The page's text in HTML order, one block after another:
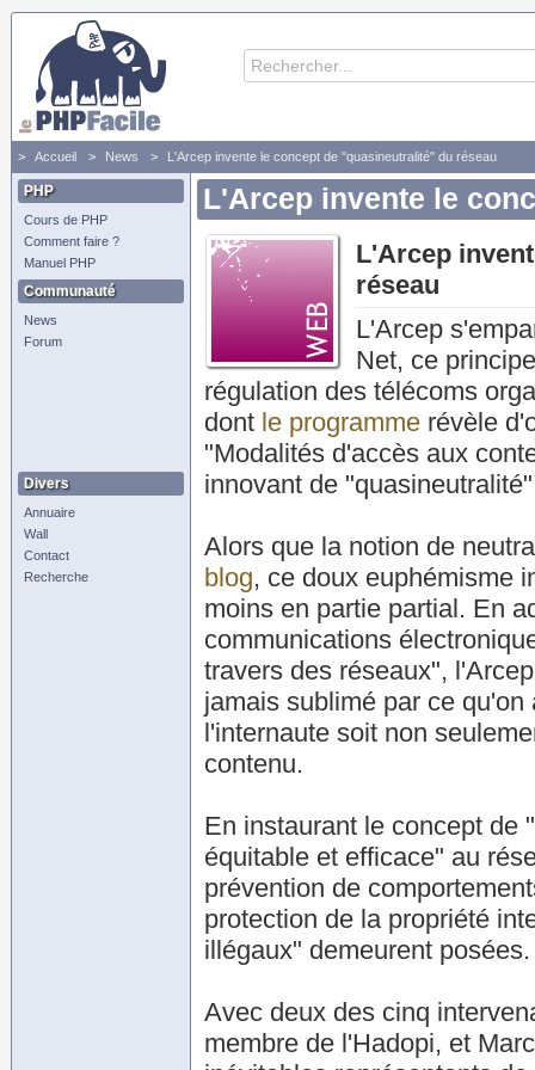
Accueil News L'Arcep invente le concept de "quasineutralité" du réseau
PHP
Cours de PHP
Comment faire ?
Manuel PHP
Communauté
News
Forum
Divers
Annuaire
Wall
Contact
Recherche
L'Arcep invente le
L'Arcep
réseau
L'Arcep
Net, ce
régulation des télécoms
dont le programme révèle
"Modalités d'accès aux
innovant de
Alors que la notion de
blog, ce doux euphémisme
moins en partie partial. En
communications
travers des réseaux",
jamais sublimé par ce
l'internaute soit non
contenu.
En instaurant le concept de
équitable et efficace" au
prévention de
protection de la propriété
illégaux" demeurent posées.
Avec deux des cinq
membre de l'Hadopi, et